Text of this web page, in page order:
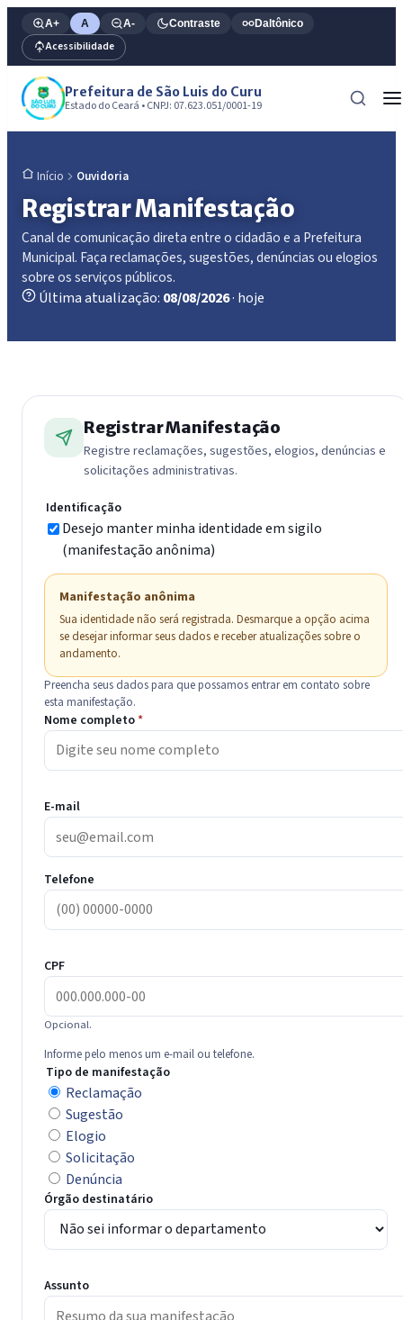
A+ A A- Contraste Daltônico
Acessibilidade
Prefeitura de São Luis do Curu
Estado do Ceará • CNPJ: 07.623.051/0001-19
Início Ouvidoria
Registrar Manifestação
Canal de comunicação direta entre o cidadão e a Prefeitura
Municipal. Faça reclamações, sugestões, denúncias ou elogios
sobre os serviços públicos.
Última atualização: 08/08/2026· hoje
Registrar Manifestação
Registre reclamações, sugestões, elogios, denúncias e
solicitações administrativas.
Identificação
Desejo manter minha identidade em sigilo
(manifestação anônima)
Manifestação anônima
Sua identidade não será registrada. Desmarque a opção acima
se desejar informar seus dados e receber atualizações sobre o
andamento.
Preencha seus dados para que possamos entrar em contato sobre
esta manifestação.
Nome completo*
E-mail
Telefone
CPF
Opcional.
Informe pelo menos um e-mail ou telefone.
Tipo de manifestação
Reclamação
Sugestão
Elogio
Solicitação
Denúncia
Órgão destinatário
Assunto